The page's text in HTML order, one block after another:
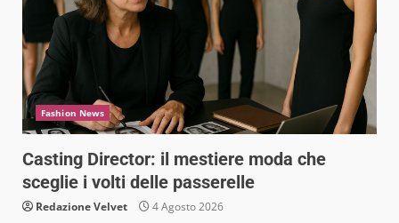
Fashion News
Casting Director: il mestiere moda che
sceglie i volti delle passerelle
Redazione Velvet 4 Agosto 2026